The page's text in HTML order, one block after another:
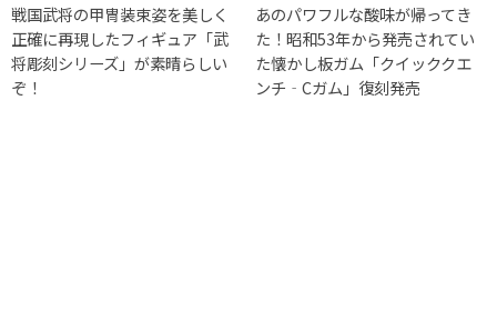
戦国武将の甲冑装束姿を美しく
正確に再現したフィギュア「武
将彫刻シリーズ」が素晴らしい
ぞ！
あのパワフルな酸味が帰ってき
た！昭和53年から発売されてい
た懐かし板ガム「クイッククエ
ンチ‐Cガム」復刻発売